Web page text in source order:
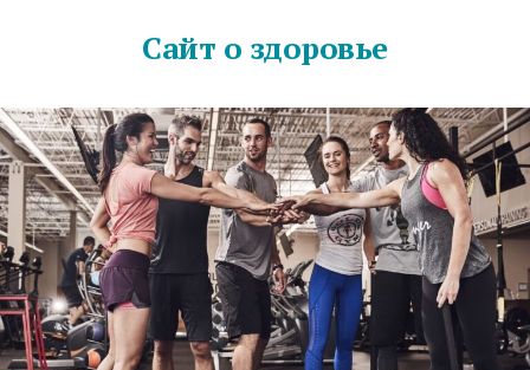
Сайт о здоровье